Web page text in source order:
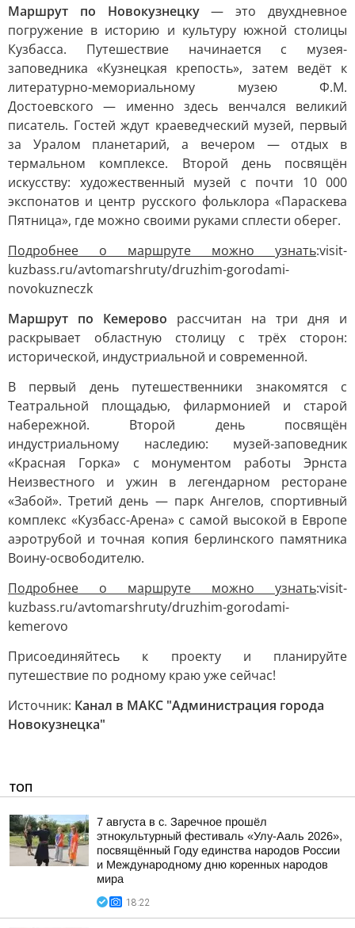
Маршрут по Новокузнецку— это двухдневное
погружение в историю и культуру южной столицы
Кузбасса. Путешествие начинается с музея-
заповедника «Кузнецкая крепость», затем ведёт к
литературно-мемориальному музею Ф.М.
Достоевского — именно здесь венчался великий
писатель. Гостей ждут краеведческий музей, первый
за Уралом планетарий, а вечером — отдых в
термальном комплексе. Второй день посвящён
искусству: художественный музей с почти 10 000
экспонатов и центр русского фольклора «Параскева
Пятница», где можно своими руками сплести оберег.
Подробнее о маршруте можно узнать:visit-
kuzbass.ru/avtomarshruty/druzhim-gorodami-
novokuzneczk
Маршрут по Кемерово рассчитан на три дня и
раскрывает областную столицу с трёх сторон:
исторической, индустриальной и современной.
В первый день путешественники знакомятся с
Театральной площадью, филармонией и старой
набережной. Второй день посвящён
индустриальному наследию: музей-заповедник
«Красная Горка» с монументом работы Эрнста
Неизвестного и ужин в легендарном ресторане
«Забой». Третий день — парк Ангелов, спортивный
комплекс «Кузбасс-Арена» с самой высокой в Европе
аэротрубой и точная копия берлинского памятника
Воину-освободителю.
Подробнее о маршруте можно узнать:visit-
kuzbass.ru/avtomarshruty/druzhim-gorodami-
kemerovo
Присоединяйтесь к проекту и планируйте
путешествие по родному краю уже сейчас!
Источник: Канал в МАКС "Администрация города
Новокузнецка"
ТОП
7 августа в с. Заречное прошёл
этнокультурный фестиваль «Улу-Ааль 2026»,
посвящённый Году единства народов России
и Международному дню коренных народов
мира
18:22